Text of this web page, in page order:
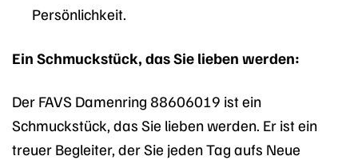
Persönlichkeit.
Ein Schmuckstück, das Sie lieben werden:
Der FAVS Damenring 88606019 ist ein
Schmuckstück, das Sie lieben werden. Er ist ein
treuer Begleiter, der Sie jeden Tag aufs Neue